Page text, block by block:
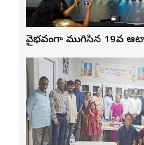
వైభవంగా ముగిసిన 19వ